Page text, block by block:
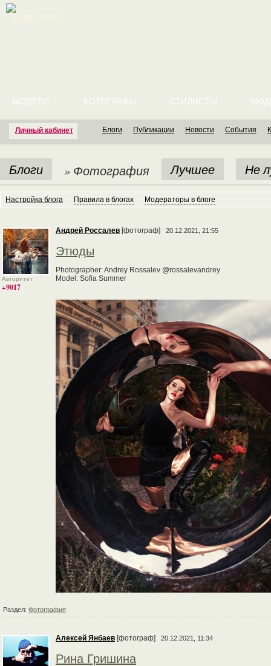
Личный кабинет
МОДЕЛИ ФОТОГРАФЫ СТИЛИСТЫ
Блоги Публикации Новости События
Блоги » Фотография Лучшее Не
Настройка блога Правила в блогах Модераторы в блоге
Авторитет
+9017
Андрей Россалев [фотограф] 20.12.2021, 21:55
Этюды
Photographer: Andrey Rossalev @rossalevandrey
Model: Sofia Summer
Раздел: Фотография
Алексей Янбаев [фотограф] 20.12.2021, 11:34
Рина Гришина